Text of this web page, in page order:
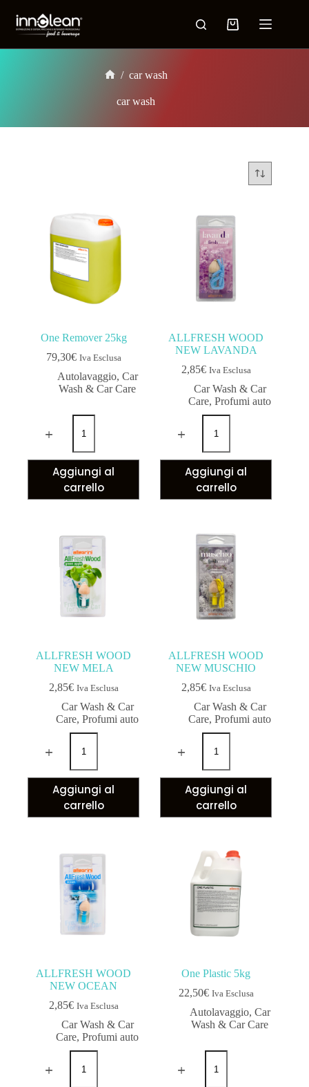
/ car wash
car wash
One Remover 25kg
79,30€ Iva Esclusa
Autolavaggio, Car
Wash & Car Care
Aggiungi al
carrello
ALLFRESH WOOD
NEW LAVANDA
2,85€ Iva Esclusa
Car Wash & Car
Care,Profumi auto
Aggiungi al
carrello
ALLFRESH WOOD
NEW MELA
2,85€ Iva Esclusa
Car Wash & Car
Care,Profumi auto
Aggiungi al
carrello
ALLFRESH WOOD
NEW MUSCHIO
2,85€ Iva Esclusa
Car Wash & Car
Care,Profumi auto
Aggiungi al
carrello
ALLFRESH WOOD
NEW OCEAN
2,85€ Iva Esclusa
Car Wash & Car
Care,Profumi auto
One Plastic 5kg
22,50€ Iva Esclusa
Autolavaggio, Car
Wash & Car Care